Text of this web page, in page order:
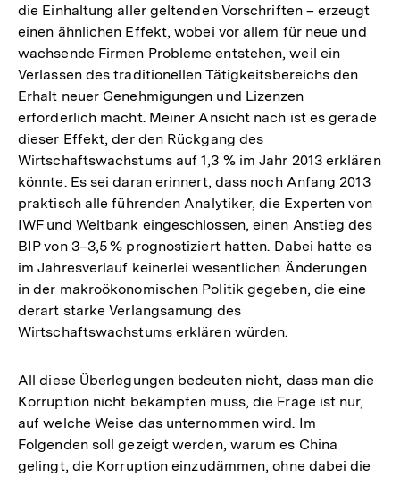
die Einhaltung aller geltenden Vorschriften – erzeugt
einen ähnlichen Effekt, wobei vor allem für neue und
wachsende Firmen Probleme entstehen, weil ein
Verlassen des traditionellen Tätigkeitsbereichs den
Erhalt neuer Genehmigungen und Lizenzen
erforderlich macht. Meiner Ansicht nach ist es gerade
dieser Effekt, der den Rückgang des
Wirtschaftswachstums auf 1,3 % im Jahr 2013 erklären
könnte. Es sei daran erinnert, dass noch Anfang 2013
praktisch alle führenden Analytiker, die Experten von
IWF und Weltbank eingeschlossen, einen Anstieg des
BIP von 3–3,5 % prognostiziert hatten. Dabei hatte es
im Jahresverlauf keinerlei wesentlichen Änderungen
in der makroökonomischen Politik gegeben, die eine
derart starke Verlangsamung des
Wirtschaftswachstums erklären würden.
All diese Überlegungen bedeuten nicht, dass man die
Korruption nicht bekämpfen muss, die Frage ist nur,
auf welche Weise das unternommen wird. Im
Folgenden soll gezeigt werden, warum es China
gelingt, die Korruption einzudämmen, ohne dabei die